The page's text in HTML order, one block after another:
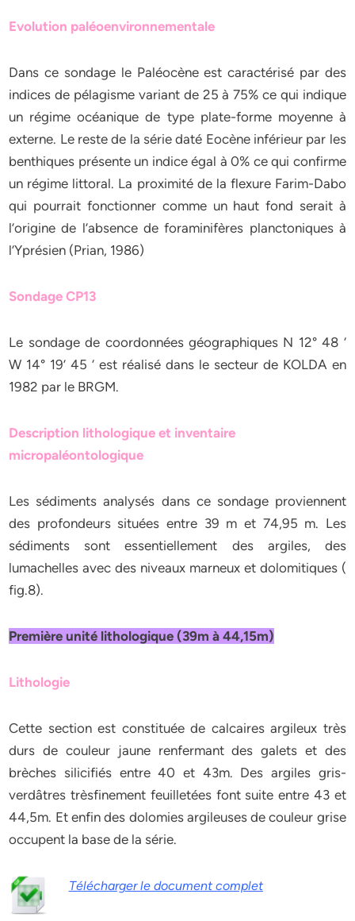
Evolution paléoenvironnementale
Dans ce sondage le Paléocène est caractérisé par des
indices de pélagisme variant de 25 à 75% ce qui indique
un régime océanique de type plate-forme moyenne à
externe. Le reste de la série daté Eocène inférieur par les
benthiques présente un indice égal à 0% ce qui confirme
un régime littoral. La proximité de la flexure Farim-Dabo
qui pourrait fonctionner comme un haut fond serait à
l’origine de l’absence de foraminifères planctoniques à
l’Yprésien (Prian, 1986)
Sondage CP13
Le sondage de coordonnées géographiques N 12° 48 ‘
W 14° 19’ 45 ‘ est réalisé dans le secteur de KOLDA en
1982 par le BRGM.
Description lithologique et inventaire
micropaléontologique
Les sédiments analysés dans ce sondage proviennent
des profondeurs situées entre 39 m et 74,95 m. Les
sédiments sont essentiellement des argiles, des
lumachelles avec des niveaux marneux et dolomitiques (
fig.8).
Première unité lithologique (39m à 44,15m)
Lithologie
Cette section est constituée de calcaires argileux très
durs de couleur jaune renfermant des galets et des
brèches silicifiés entre 40 et 43m. Des argiles gris-
verdâtres trèsfinement feuilletées font suite entre 43 et
44,5m. Et enfin des dolomies argileuses de couleur grise
occupent la base de la série.
Télécharger le document complet